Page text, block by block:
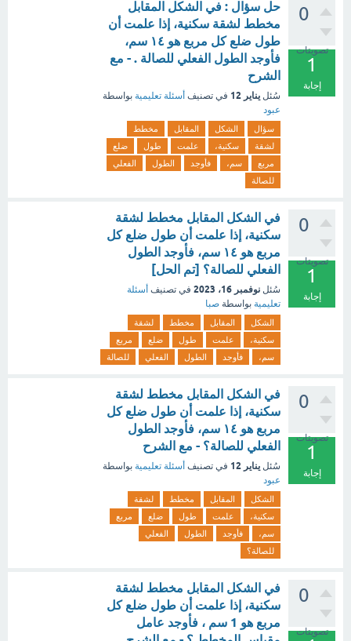
0
تصويتات
1
إجابة
حل سؤال : في الشكل المقابل
مخطط لشقة سكنية، إذا علمت أن
طول ضلع كل مربع هو ١٤ سم،
فأوجد الطول الفعلي للصالة . - مع
الشرح
سُئل يناير 12 في تصنيف أسئلة تعليمية بواسطة
عبود
سؤال الشكل المقابل
مخطط
لشقة
سكنية، علمت طول
ضلع
مربع
سم، فأوجد الطول
الفعلي
للصالة
0
تصويتات
1
إجابة
في الشكل المقابل مخطط لشقة
سكنية، إذا علمت أن طول ضلع كل
مربع هو ١٤ سم، فأوجد الطول
الفعلي للصالة؟ [تم الحل]
سُئل نوفمبر 16، 2023 في تصنيف أسئلة
تعليمية بواسطة صبا
الشكل المقابل مخطط
لشقة
سكنية،
علمت طول ضلع
مربع
سم،
فأوجد الطول الفعلي للصالة
0
تصويتات
1
إجابة
في الشكل المقابل مخطط لشقة
سكنية، إذا علمت أن طول ضلع كل
مربع هو ١٤ سم، فأوجد الطول
الفعلي للصالة؟ - مع الشرح
سُئل يناير 12 في تصنيف أسئلة تعليمية بواسطة
عبود
الشكل المقابل مخطط
لشقة
سكنية،
علمت طول ضلع
مربع
سم،
فأوجد الطول
الفعلي
للصالة؟
0
تصويتات
في الشكل المقابل مخطط لشقة
سكنية، إذا علمت أن طول ضلع كل
مربع هو 1 سم ، فأوجد عامل